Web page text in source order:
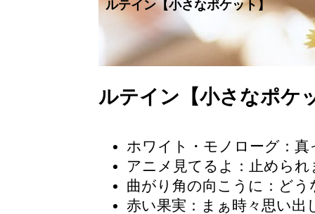
ルテイン【小さなポケット】
ルテイン【小さなポケ
ホワイト・モノローグ：
アニメ見てるよ：止めら
曲がり角の向こうに：ど
赤い果実：まぁ時々思い出